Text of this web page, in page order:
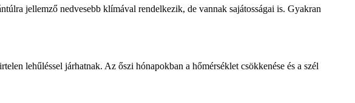
jellemző nedvesebb klímával rendelkezik, de vannak sajátosságai is. Gyakran
lehűléssel járhatnak. Az őszi hónapokban a hőmérséklet csökkenése és a szél